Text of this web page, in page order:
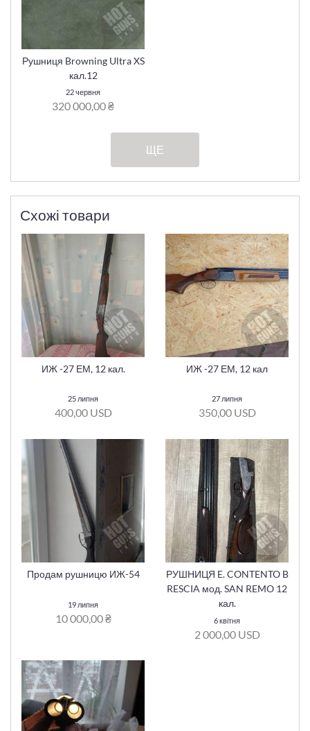
Рушниця Browning Ultra XS
кал.12
22 червня
320 000,00 ₴
ЩЕ
Схожі товари
ИЖ -27 ЕМ, 12 кал.
25 липня
400,00 USD
ИЖ -27 ЕМ, 12 кал
27 липня
350,00 USD
Продам рушницю ИЖ-54
19 липня
10 000,00 ₴
РУШНИЦЯ E. CONTENTO B
RESCIA мод. SAN REMO 12
кал.
6 квітня
2 000,00 USD